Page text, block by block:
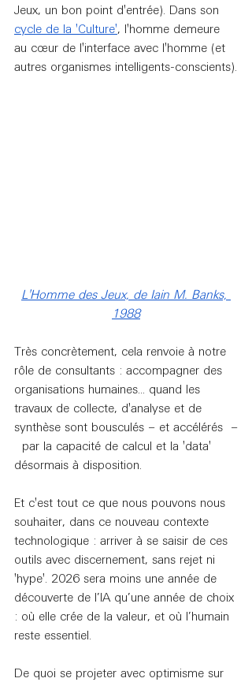
Jeux, un bon point d'entrée). Dans son
cycle de la 'Culture', l'homme demeure
au cœur de l'interface avec l'homme (et
autres organismes intelligents-conscients).
L'Homme des Jeux, de Iain M. Banks,
1988
Très concrètement, cela renvoie à notre
rôle de consultants : accompagner des
organisations humaines... quand les
travaux de collecte, d'analyse et de
synthèse sont bousculés – et accélérés  –
par la capacité de calcul et la 'data'
désormais à disposition.
Et c'est tout ce que nous pouvons nous
souhaiter, dans ce nouveau contexte
technologique : arriver à se saisir de ces
outils avec discernement, sans rejet ni
'hype'. 2026 sera moins une année de
découverte de l’IA qu’une année de choix
: où elle crée de la valeur, et où l’humain
reste essentiel.
De quoi se projeter avec optimisme sur